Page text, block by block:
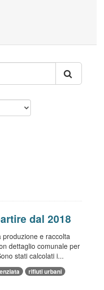
dal 2018
produzione e raccolta
dettaglio comunale per
stati calcolati i...
rifiuti urbani